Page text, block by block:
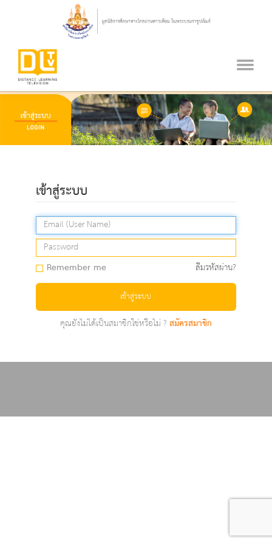
เข้าสู่ระบบ
Remember me ลืมรหัสผ่าน?
เข้าสู่ระบบ
คุณยังไม่ได้เป็นสมาชิกใช่หรือไม่ ?สมัครสมาชิก